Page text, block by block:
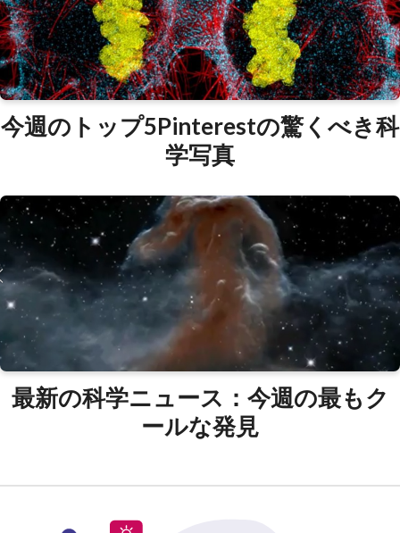
今週のトップ5Pinterestの驚くべき科
学写真
最新の科学ニュース：今週の最もク
ールな発見